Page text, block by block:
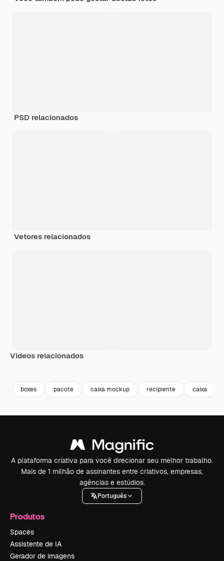
PSD relacionados
Vetores relacionados
Vídeos relacionados
boxes pacote caixa mockup recipiente caixa
A plataforma criativa para você direcionar seu melhor trabalho.
Mais de 1 milhão de assinantes entre criativos, empresas,
agências e estúdios.
Português
Produtos
Spaces
Assistente de IA
Gerador de imagens